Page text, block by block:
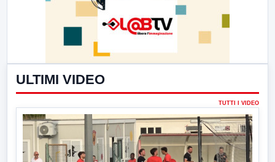
ULTIMI VIDEO
TUTTI I VIDEO